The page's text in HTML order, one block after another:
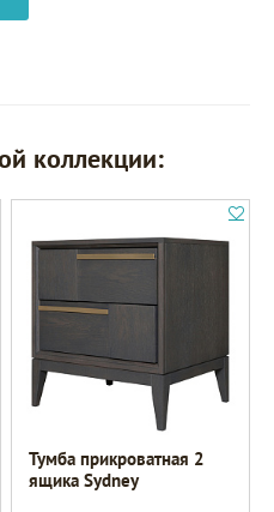
коллекции:
Тумба прикроватная 2
ящика Sydney